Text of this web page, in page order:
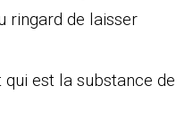
ringard de laisser
est la substance de